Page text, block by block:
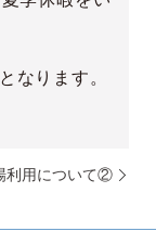
なります。
利用について②